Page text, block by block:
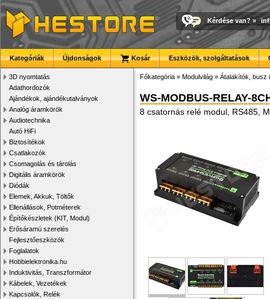
Kérdése van? »
Kategóriák Újdonságok Kosár Eszközök, szolgáltatások
3D nyomtatás
Adathordozók
Ajándékok, ajándékutalványok
Analóg áramkörök
Audiotechnika
Autó HiFi
Biztosítékok
Csatlakozók
Csomagolás és tárolás
Digitális áramkörök
Diódák
Elemek, Akkuk, Töltők
Ellenállások, Potméterek
Építőkészletek (KIT, Modul)
Erősáramú szerelés
Fejlesztőeszközök
Foglalatok
Hobbielektronika.hu
Induktivitás, Transzformátor
Kábelek, Vezetékek
Kapcsolók, Relék
Főkategória » Modulvilág » Átalakítók, busz
WS-MODBUS-RELAY-
8 csatornás relé modul, RS485,